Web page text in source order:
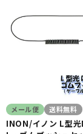
メール便 送料無料
INON/イノン L型光